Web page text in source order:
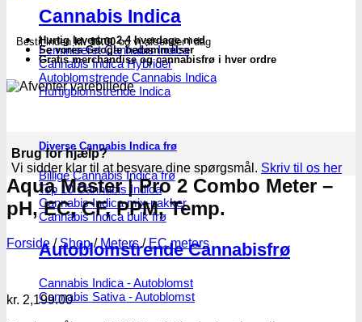
Cannabis Indica
Feminiseret Cannabis Indica
Cannabis Indica Hybrider
Autoblomstrende Cannabis Indica
Hurtigblomstrende Indica
Diverse Cannabis Indica frø
Billige Cannabis Indica frø
Top 10 Cannabis Indica
Cannabis Indica mix-pakker
Cannabis Indica bulk frø
Autoblomstrende Cannabisfrø
Cannabis Indica - Autoblomst
Cannabis Sativa - Autoblomst
Temp.
antal
Bestil indenkl. 16.00og vi afsender i dag
Hurtig levering 2-4 hverdage med
Se vores Google bedømmelser
Gratis merchandise og cannabisfrø i hver ordre
Brug for hjælp?
Vi sidder klar til at besvare dine spørgsmål. Skriv til os her
Aqua Master | Pro 2 Combo Meter –
pH, EC, CF, PPM, Temp.
Forside / Shop / Meters / EC meters
kr. 2,199.00